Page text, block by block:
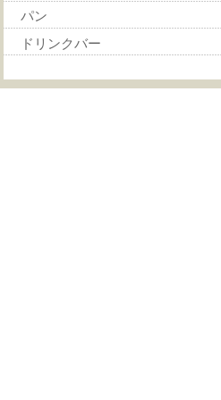
パン
ドリンクバー